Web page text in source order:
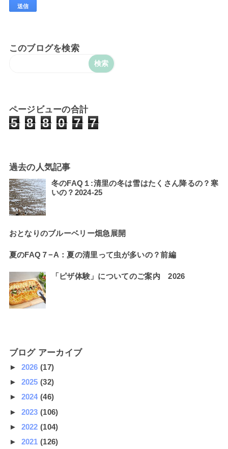
このブログを検索
ページビューの合計
5 8 8 0 7 7
過去の人気記事
冬のFAQ１:清里の冬は雪はたくさん降るの？寒
いの？2024-25
おとなりのブルーベリー畑急展開
夏のFAQ７−A：夏の清里って虫が多いの？前編
「ピザ体験」についてのご案内 2026
ブログ アーカイブ
► 2026(17)
► 2025(32)
► 2024(46)
► 2023(106)
► 2022(104)
► 2021(126)